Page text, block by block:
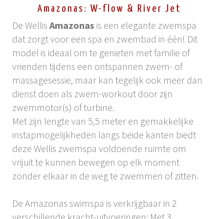
Amazonas: W-flow & River Jet
De Wellis Amazonas is een elegante zwemspa
dat zorgt voor een spa en zwembad in één! Dit
model is ideaal om te genieten met familie of
vrienden tijdens een ontspannen zwem- of
massagesessie, maar kan tegelijk ook meer dan
dienst doen als zwem-workout door zijn
zwemmotor(s) of turbine.
Met zijn lengte van 5,5 meter en gemakkelijke
instapmogelijkheden langs beide kanten biedt
deze Wellis zwemspa voldoende ruimte om
vrijuit te kunnen bewegen op elk moment
zonder elkaar in de weg te zwemmen of zitten.
De Amazonas swimspa is verkrijgbaar in 2
verschillende kracht-uitvoeringen: Met 3